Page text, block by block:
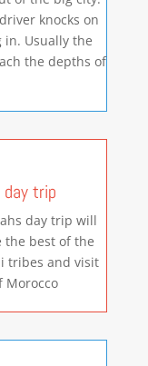
knocks on
in. Usually the
the depths of
day trip
day trip will
the best of the
tribes and visit
Morocco